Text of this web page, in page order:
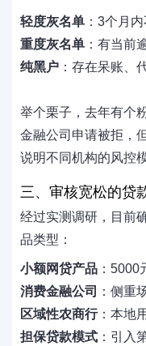
轻度灰名单 ：3个月
重度灰名单 ：有当前
纯黑户 ：存在呆账、
举个栗子，去年有个
金融公司申请被拒，
说明不同机构的风控
三、审核宽松的贷
经过实测调研，目前
品类型：
小额网贷产品 ：5000
消费金融公司
：侧重
区域性农商行：本地
担保贷款模式 ：引入